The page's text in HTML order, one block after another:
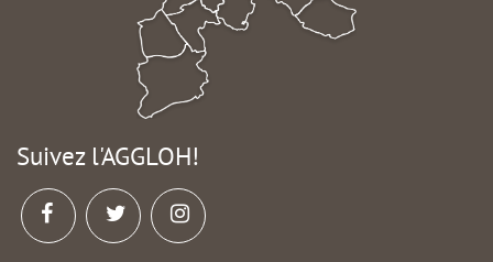
Suivez l'AGGLOH!